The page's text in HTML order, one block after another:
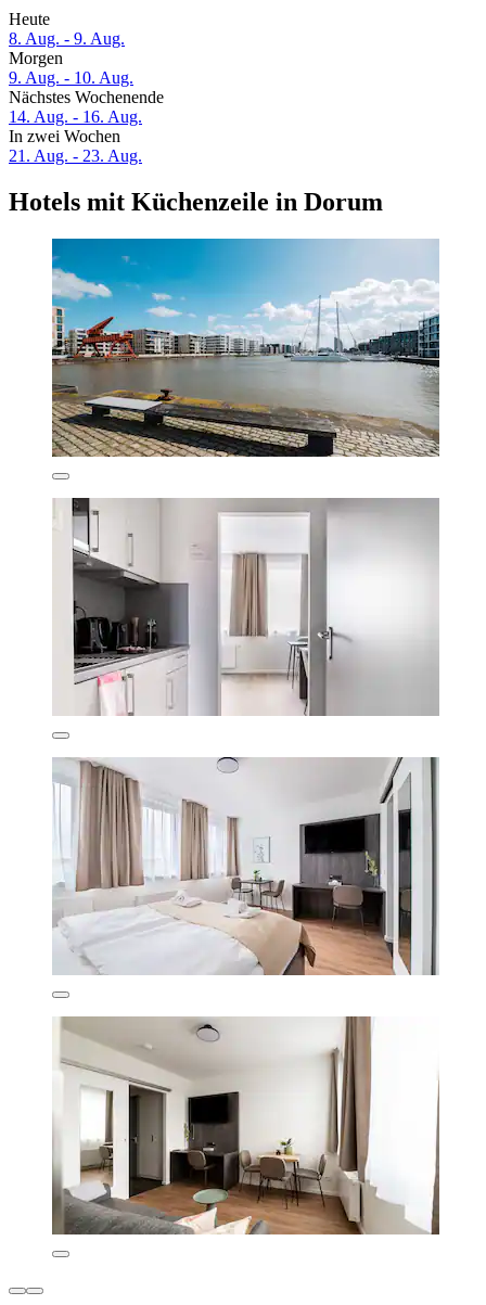
Heute
8. Aug. - 9. Aug.
Morgen
9. Aug. - 10. Aug.
Nächstes Wochenende
14. Aug. - 16. Aug.
In zwei Wochen
21. Aug. - 23. Aug.
Hotels mit Küchenzeile in Dorum